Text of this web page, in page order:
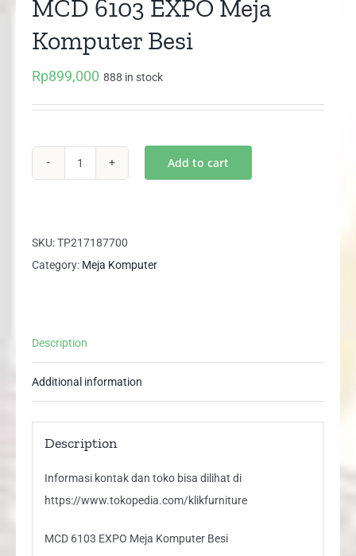
MCD 6103 EXPO Meja
Komputer Besi
Rp899,000 888 in stock
Meja
Komputer
Add to cart
SKU:TP217187700
Category: Meja Komputer
Description
Additional information
Description
Informasi kontak dan toko bisa dilihat di
https://www.tokopedia.com/klikfurniture
MCD 6103 EXPO Meja Komputer Besi